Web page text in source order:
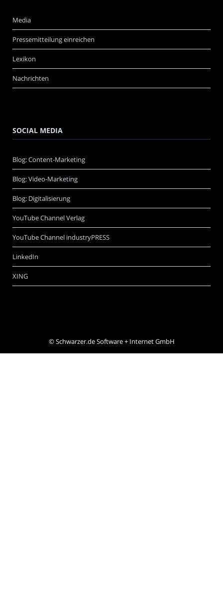
Media
Pressemitteilung einreichen
Lexikon
Nachrichten
SOCIAL MEDIA
Blog: Content-Marketing
Blog: Video-Marketing
Blog: Digitalisierung
YouTube Channel Verlag
YouTube Channel industryPRESS
LinkedIn
XING
©Schwarzer.de Software + Internet GmbH